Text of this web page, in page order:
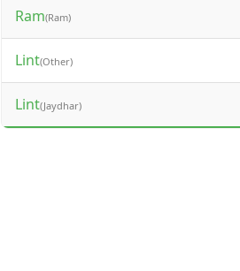
Ram(Ram)
Lint(Other)
Lint(Jaydhar)